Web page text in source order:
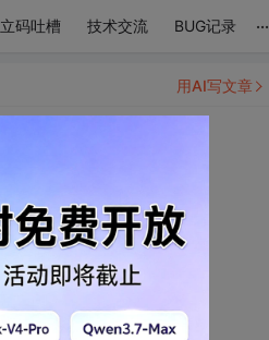
立码吐槽 技术交流 BUG记录 ...
用AI写文章